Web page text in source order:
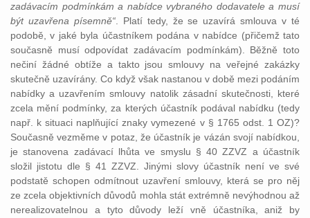
zadávacím podmínkám a nabídce vybraného dodavatele a musí
být uzavřena písemně“. Platí tedy, že se uzavírá smlouva v té
podobě, v jaké byla účastníkem podána v nabídce (přičemž tato
současně musí odpovídat zadávacím podmínkám). Běžně toto
nečiní žádné obtíže a takto jsou smlouvy na veřejné zakázky
skutečně uzavírány. Co když však nastanou v době mezi podáním
nabídky a uzavřením smlouvy natolik zásadní skutečnosti, které
zcela mění podmínky, za kterých účastník podával nabídku (tedy
např. k situaci naplňující znaky vymezené v § 1765 odst. 1 OZ)?
Současně vezměme v potaz, že účastník je vázán svojí nabídkou,
je stanovena zadávací lhůta ve smyslu § 40 ZZVZ a účastník
složil jistotu dle § 41 ZZVZ. Jinými slovy účastník není ve své
podstatě schopen odmítnout uzavření smlouvy, která se pro něj
ze zcela objektivních důvodů mohla stát extrémně nevýhodnou až
nerealizovatelnou a tyto důvody leží vně účastníka, aniž by